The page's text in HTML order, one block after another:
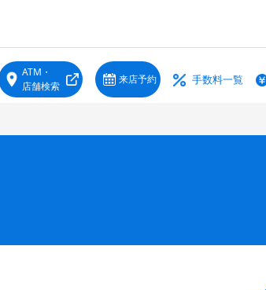
ATM・
店舗検索
来店予約 手数料一覧